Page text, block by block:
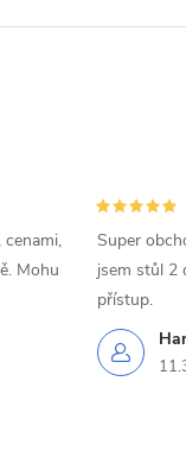
Mohu
Super
jsem stůl 2
přístup.